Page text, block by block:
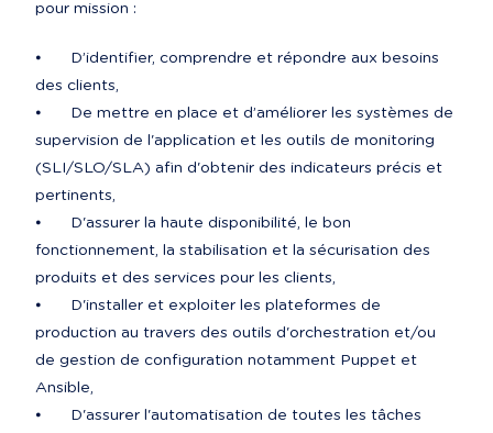
pour mission :
⦁	D’identifier, comprendre et répondre aux besoins
des clients,
⦁	De mettre en place et d’améliorer les systèmes de
supervision de l'application et les outils de monitoring
(SLI/SLO/SLA) afin d'obtenir des indicateurs précis et
pertinents,
⦁	D'assurer la haute disponibilité, le bon
fonctionnement, la stabilisation et la sécurisation des
produits et des services pour les clients,
⦁	D'installer et exploiter les plateformes de
production au travers des outils d'orchestration et/ou
de gestion de configuration notamment Puppet et
Ansible,
⦁	D'assurer l'automatisation de toutes les tâches